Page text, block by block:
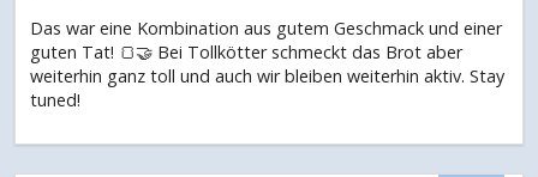
Das war eine Kombination aus gutem Geschmack und einer
guten Tat! 🍞🤝 Bei Tollkötter schmeckt das Brot aber
weiterhin ganz toll und auch wir bleiben weiterhin aktiv. Stay
tuned!